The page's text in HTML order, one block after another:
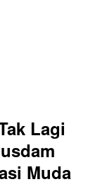
Lagi
Muda